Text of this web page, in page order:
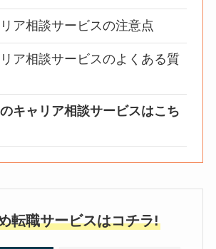
ア相談サービスの注意点
ア相談サービスのよくある質
キャリア相談サービスはこち
転職サービスはコチラ!